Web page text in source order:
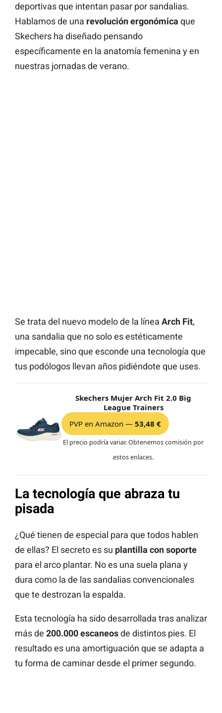
deportivas que intentan pasar por sandalias.
Hablamos de una revolución ergonómica que
Skechers ha diseñado pensando
específicamente en la anatomía femenina y en
nuestras jornadas de verano.
Se trata del nuevo modelo de la línea Arch Fit,
una sandalia que no solo es estéticamente
impecable, sino que esconde una tecnología que
tus podólogos llevan años pidiéndote que uses.
Skechers Mujer Arch Fit 2.0 Big
League Trainers
PVP en Amazon — 53,48 €
El precio podría variar. Obtenemos comisión por
estos enlaces.
La tecnología que abraza tu
pisada
¿Qué tienen de especial para que todos hablen
de ellas? El secreto es su plantilla con soporte
para el arco plantar. No es una suela plana y
dura como la de las sandalias convencionales
que te destrozan la espalda.
Esta tecnología ha sido desarrollada tras analizar
más de 200.000 escaneosde distintos pies. El
resultado es una amortiguación que se adapta a
tu forma de caminar desde el primer segundo.